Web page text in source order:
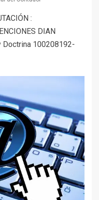
:
DIAN
Doctrina 100208192-